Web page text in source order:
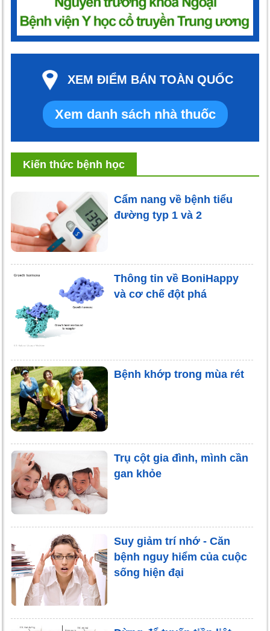
XEM ĐIỂM BÁN TOÀN QUỐC
Xem danh sách nhà thuốc
Kiến thức bệnh học
Cẩm nang về bệnh tiểu
đường typ 1 và 2
Thông tin về BoniHappy
và cơ chế đột phá
Bệnh khớp trong mùa rét
Trụ cột gia đình, mình cần
gan khỏe
Suy giảm trí nhớ - Căn
bệnh nguy hiểm của cuộc
sống hiện đại